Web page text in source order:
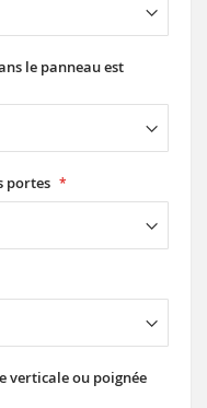
le panneau est
portes
verticale ou poignée